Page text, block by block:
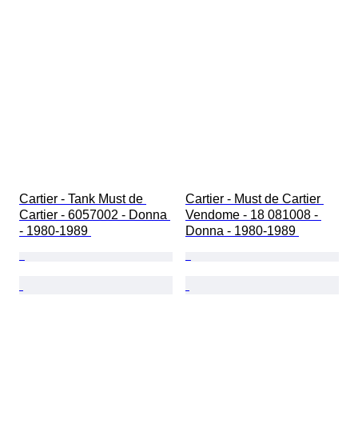
Cartier - Tank Must de
Cartier - 6057002 - Donna
- 1980-1989
Cartier - Must de Cartier
Vendome - 18 081008 -
Donna - 1980-1989